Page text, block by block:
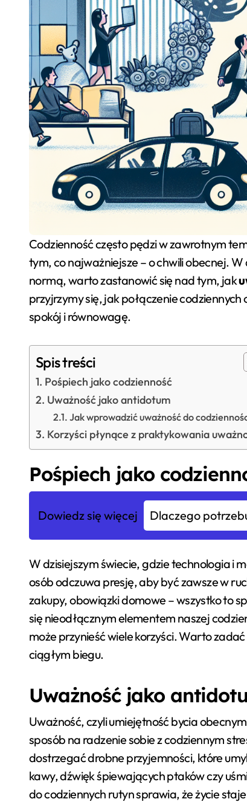
Codzienność często pędzi w zawrotnym tempie, a my, w wirze obowiązków i zadań, zapominamy o
tym, co najważniejsze – o chwili obecnej.
normą, warto zastanowić się nad tym, jak
przyjrzymy się, jak połączenie
spokój i równowagę.
Spis treści
Pośpiech jako codzienność
Uważność jako antidotum
Jak wprowadzić uważność do
Korzyści płynące z praktykowania
Pośpiech jako
Dowiedz się więcej Dlaczego
W dzisiejszym świecie, gdzie technologia i
osób odczuwa presję, aby być zawsze w
zakupy, obowiązki domowe – wszystko to
się nieodłącznym elementem naszej
może przynieść wiele korzyści. Warto
ciągłym biegu.
Uważność jako
Uważność, czyli umiejętność bycia
sposób na radzenie sobie z codziennym
dostrzegać drobne przyjemności, które
kawy, dźwięk śpiewających ptaków czy
do codziennych rutyn sprawia, że życie